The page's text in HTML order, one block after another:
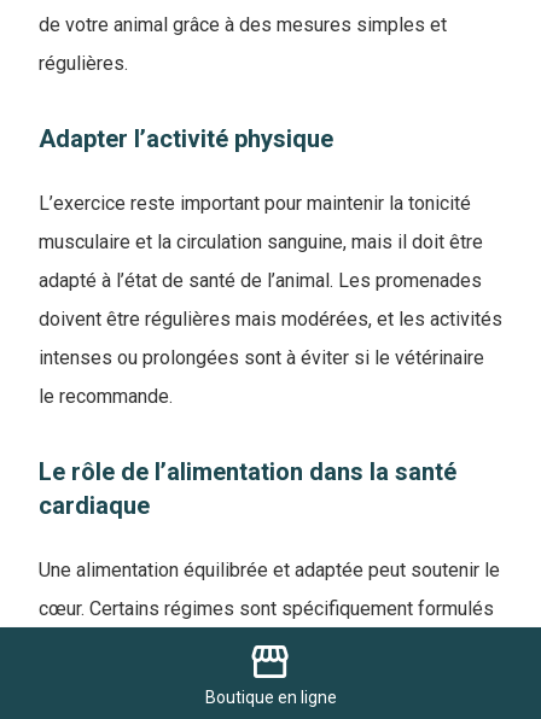
de votre animal grâce à des mesures simples et
régulières.
Adapter l’activité physique
L’exercice reste important pour maintenir la tonicité
musculaire et la circulation sanguine, mais il doit être
adapté à l’état de santé de l’animal. Les promenades
doivent être régulières mais modérées, et les activités
intenses ou prolongées sont à éviter si le vétérinaire
le recommande.
Le rôle de l’alimentation dans la santé
cardiaque
Une alimentation équilibrée et adaptée peut soutenir le
cœur. Certains régimes sont spécifiquement formulés
pour réduire la charge cardiaque, contrôler le poids et
fournir les nutriments essentiels, comme les acides
storefront
Boutique en ligne